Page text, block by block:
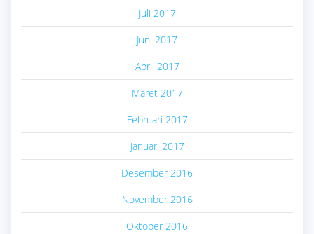
Juli 2017
Juni 2017
April 2017
Maret 2017
Februari 2017
Januari 2017
Desember 2016
November 2016
Oktober 2016